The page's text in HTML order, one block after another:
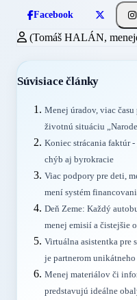
Facebook
(Tomáš HALÁN,
Súvisiace články
Menej úradov, viac
životnú situáciu
Koniec strácania faktúr
chýb aj byrokracie
Viac podpory pre deti,
mení systém
Deň Zeme: Každý
menej emisií a čistejšie
Virtuálna asistentka pre
je partnerom
Menej materiálov či
predstavujú ideálne